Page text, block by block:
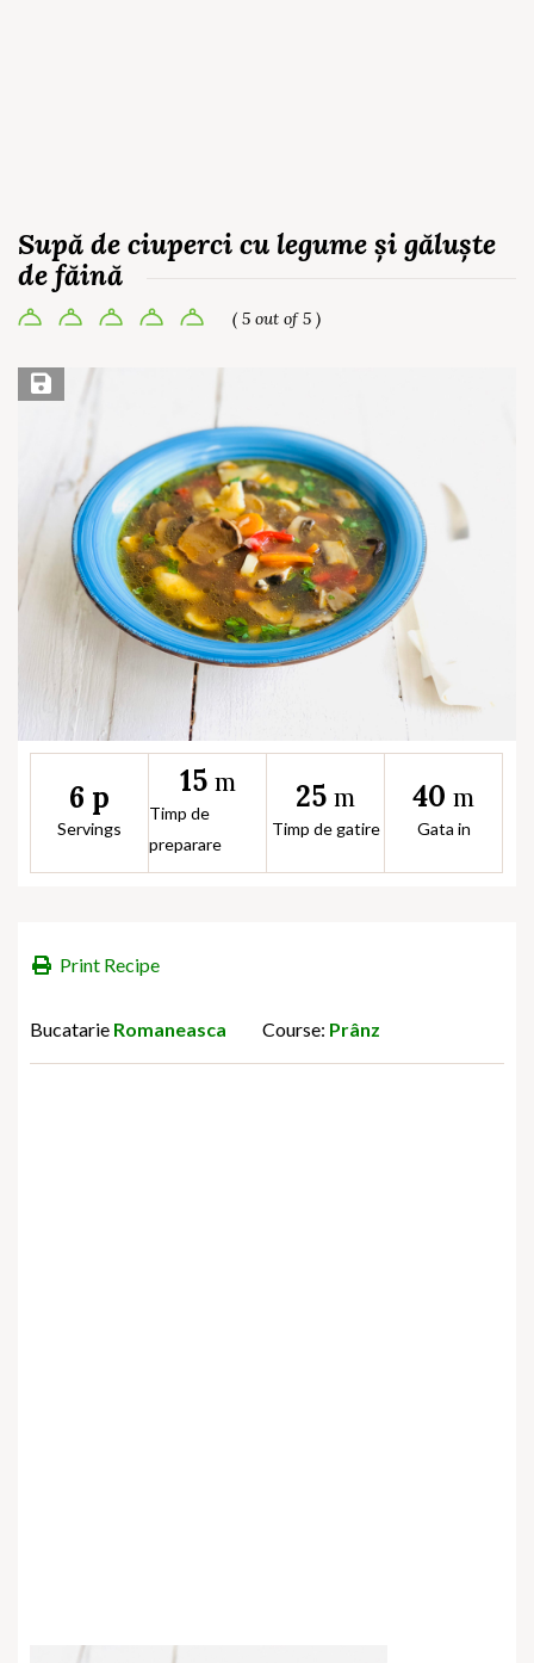
Supă de ciuperci cu legume și găluște
de făină
( 5 out of 5 )
Save Recipe
6 p
Servings
15 m
Timp de
preparare
25 m
Timp de gatire
40 m
Gata in
Print Recipe
Bucatarie Romaneasca Course: Prânz